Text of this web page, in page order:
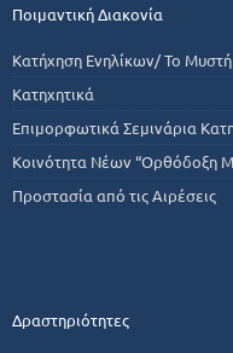
Ποιμαντική Διακονία
Κατήχηση Ενηλίκων/ Το
Κατηχητικά
Επιμορφωτικά Σεμινάρια
Κοινότητα Νέων “Ορθόδοξη
Προστασία από τις Αιρέσεις
Δραστηριότητες